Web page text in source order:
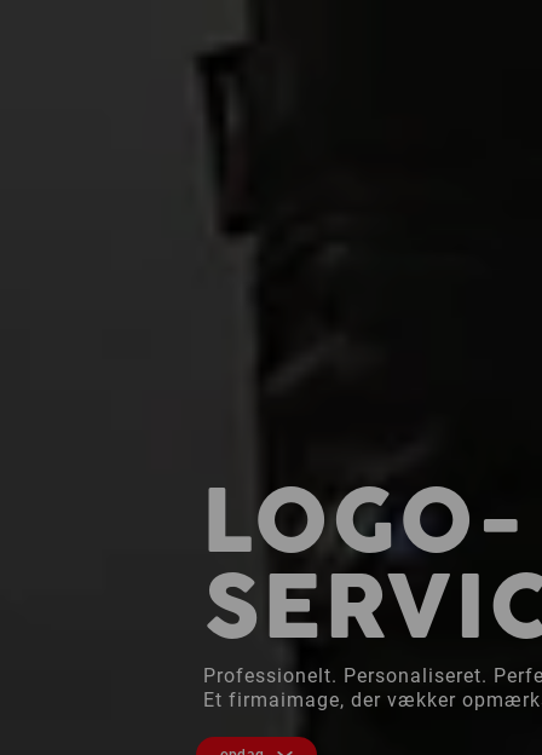
LOGO-
Professionelt. Personaliseret.
Et firmaimage, der vækker